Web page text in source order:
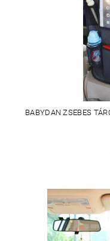
BABYDAN ZSEBES